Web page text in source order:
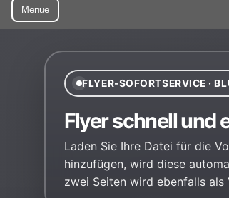
Menue
FLYER-SOFORTSERVICE ·
Flyer schnell und
Laden Sie Ihre Datei für die
hinzufügen, wird diese
zwei Seiten wird ebenfalls